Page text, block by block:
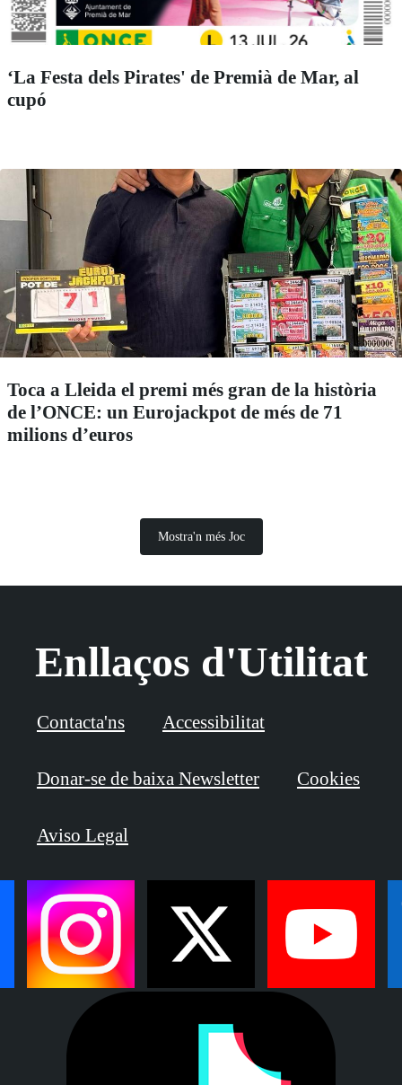
‘La Festa dels Pirates' de Premià de Mar, al
cupó
Toca a Lleida el premi més gran de la història
de l’ONCE: un Eurojackpot de més de 71
milions d’euros
Mostra'n més Joc
Enllaços d'Utilitat
Contacta'ns Accessibilitat
Donar-se de baixa Newsletter Cookies
Aviso Legal